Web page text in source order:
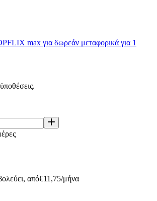
max για δωρεάν μεταφορικά για 1
, από€11,75/μήνα